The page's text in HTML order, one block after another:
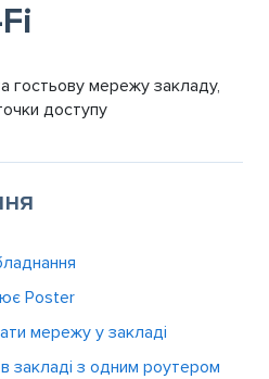
гостьову мережу закладу,
доступу
Poster
мережу у закладі
закладі з одним роутером